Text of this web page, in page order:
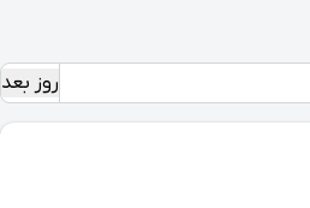
روز بعد